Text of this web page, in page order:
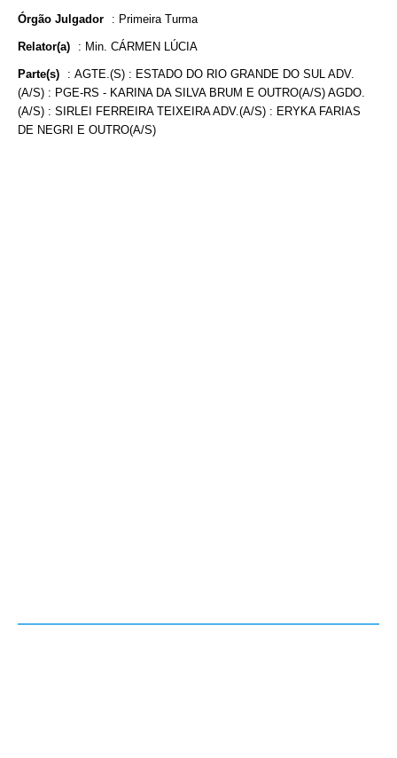
Órgão Julgador : Primeira Turma
Relator(a) : Min. CÁRMEN LÚCIA
Parte(s) : AGTE.(S) : ESTADO DO RIO GRANDE DO SUL ADV.
(A/S) : PGE-RS - KARINA DA SILVA BRUM E OUTRO(A/S) AGDO.
(A/S) : SIRLEI FERREIRA TEIXEIRA ADV.(A/S) : ERYKA FARIAS
DE NEGRI E OUTRO(A/S)